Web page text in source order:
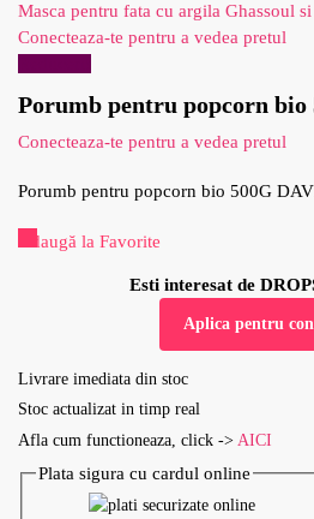
Masca pentru fata cu argila Ghassoul
Conecteaza-te pentru a vedea pretul
Porumb pentru popcorn bio
Conecteaza-te pentru a vedea pretul
Porumb pentru popcorn bio 500G
Adaugă la Favorite
Esti interesat de
Aplica pentru
Livrare imediata din stoc
Stoc actualizat in timp real
Afla cum functioneaza, click -> AICI
Plata sigura cu cardul online